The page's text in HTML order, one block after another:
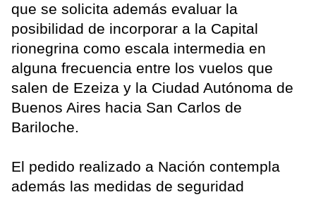
que se solicita además evaluar la
posibilidad de incorporar a la Capital
rionegrina como escala intermedia en
alguna frecuencia entre los vuelos que
salen de Ezeiza y la Ciudad Autónoma de
Buenos Aires hacia San Carlos de
Bariloche.
El pedido realizado a Nación contempla
además las medidas de seguridad